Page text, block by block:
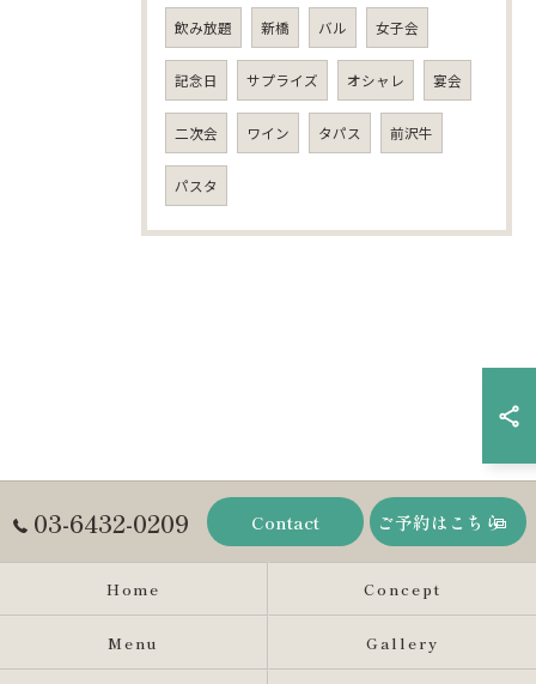
飲み放題 新橋 バル 女子会
記念日 サプライズ オシャレ 宴会
二次会 ワイン タパス 前沢牛
パスタ
03-6432-0209 Contact ご予約はこちら
Home Concept
Menu Gallery